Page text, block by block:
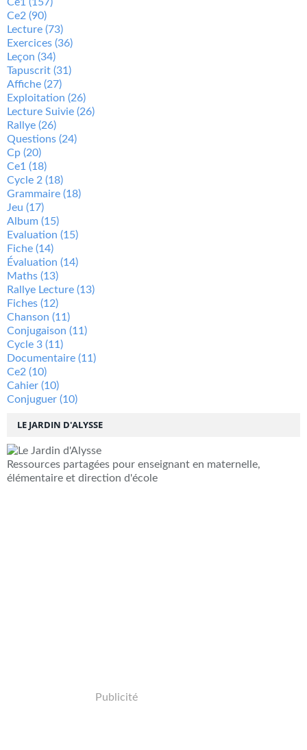
LE JARDIN D'ALYSSE
Ressources partagées pour enseignant en maternelle,
élémentaire et direction d'école
Publicité
Ce2 (90)
Lecture (73)
Exercices (36)
Leçon (34)
Tapuscrit (31)
Affiche (27)
Exploitation (26)
Lecture Suivie (26)
Rallye (26)
Questions (24)
Cp (20)
Ce1 (18)
Cycle 2 (18)
Grammaire (18)
Jeu (17)
Album (15)
Evaluation (15)
Fiche (14)
Évaluation (14)
Maths (13)
Rallye Lecture (13)
Fiches (12)
Chanson (11)
Conjugaison (11)
Cycle 3 (11)
Documentaire (11)
Ce2 (10)
Cahier (10)
Conjuguer (10)